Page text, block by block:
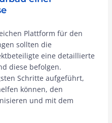
Plattform für den
sollten die
eine detaillierte
diese befolgen.
Schritte aufgeführt,
können, den
und mit dem